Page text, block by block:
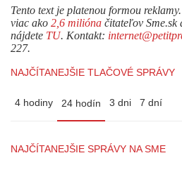
Tento text je platenou formou
viac ako 2,6 milióna čitateľov Sme.sk
nájdete TU. Kontakt:
227.
NAJČÍTANEJŠIE TLAČOVÉ SPRÁVY
4 hodiny 24 hodín 3 dni 7 dní
NAJČÍTANEJŠIE SPRÁVY NA SME